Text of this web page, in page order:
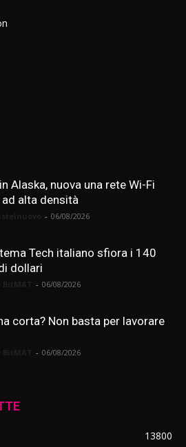
Alaska, nuova una rete Wi-Fi
ad alta densità
- 06/08/2026
Tech italiano sfiora i 140
dollari
- 06/08/2026
corta? Non basta per lavorare
- 06/08/2026
13800